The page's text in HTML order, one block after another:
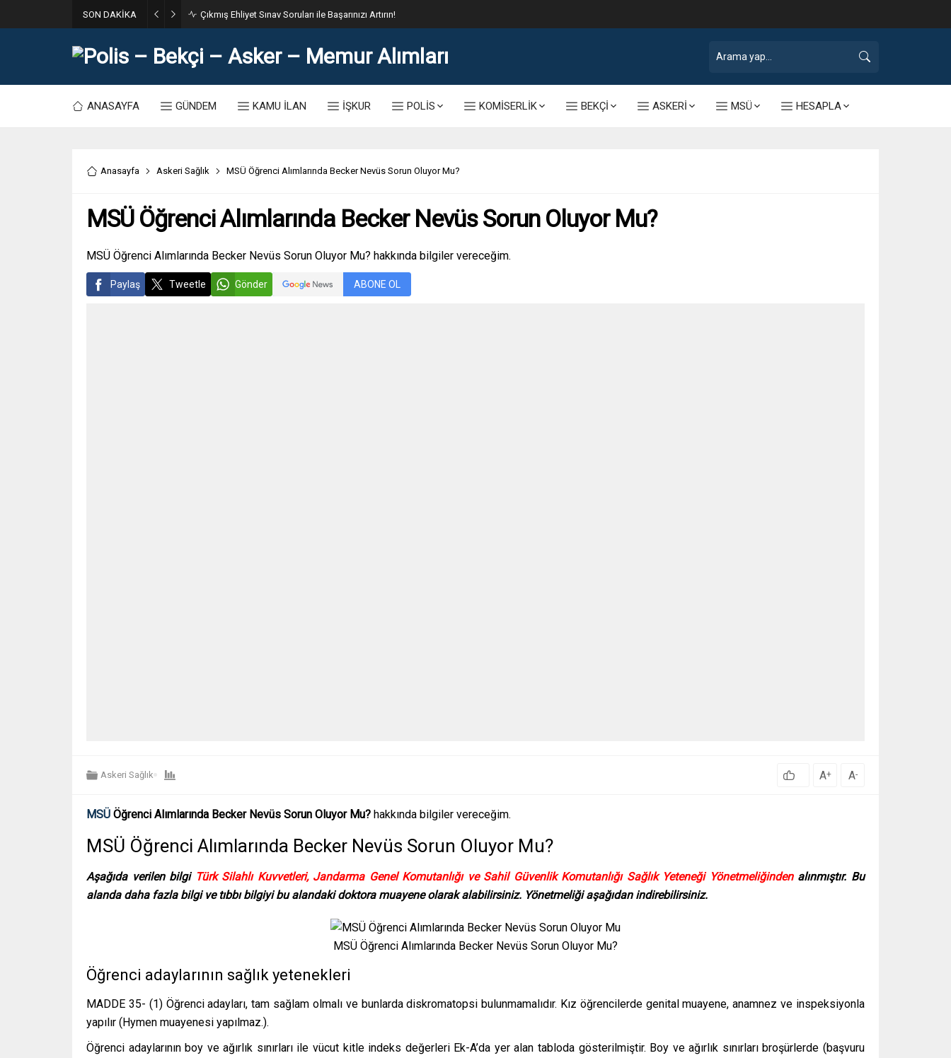
SON DAKİKA Çıkmış Ehliyet Sınav Soruları ile Başarınızı Artırın!
ANASAYFA GÜNDEM KAMU İLAN İŞKUR POLİS KOMİSERLİK BEKÇİ ASKERİ MSÜ HESAPLA
Anasayfa Askeri Sağlık MSÜ Öğrenci Alımlarında Becker Nevüs Sorun Oluyor Mu?
MSÜ Öğrenci Alımlarında Becker Nevüs Sorun Oluyor Mu?
MSÜ Öğrenci Alımlarında Becker Nevüs Sorun Oluyor Mu? hakkında bilgiler vereceğim.
Paylaş Tweetle Gönder ABONE OL
Askeri Sağlık A+ A-
MSÜ Öğrenci Alımlarında Becker Nevüs Sorun Oluyor Mu? hakkında bilgiler vereceğim.
MSÜ Öğrenci Alımlarında Becker Nevüs Sorun Oluyor Mu?
Aşağıda verilen bilgi Türk Silahlı Kuvvetleri, Jandarma Genel Komutanlığı ve Sahil Güvenlik Komutanlığı Sağlık Yeteneği Yönetmeliğindenalınmıştır. Bu
alanda daha fazla bilgi ve tıbbı bilgiyi bu alandaki doktora muayene olarak alabilirsiniz. Yönetmeliği aşağıdan indirebilirsiniz.
MSÜ Öğrenci Alımlarında Becker Nevüs Sorun Oluyor Mu?
Öğrenci adaylarının sağlık yetenekleri
MADDE 35- (1) Öğrenci adayları, tam sağlam olmalı ve bunlarda diskromatopsi bulunmamalıdır. Kız öğrencilerde genital muayene, anamnez ve inspeksiyonla
yapılır (Hymen muayenesi yapılmaz.).
Öğrenci adaylarının boy ve ağırlık sınırları ile vücut kitle indeks değerleri Ek-A’da yer alan tabloda gösterilmiştir. Boy ve ağırlık sınırları broşürlerde (başvuru